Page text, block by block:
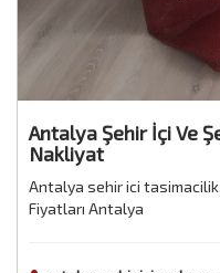
Antalya Şehir İçi Ve
Nakliyat
Antalya sehir ici tasimacilik
Fiyatları Antalya